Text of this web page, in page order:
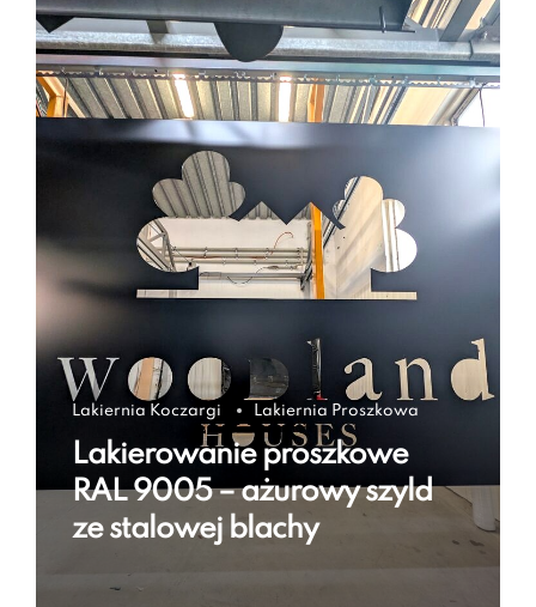
Lakiernia Koczargi Lakiernia Proszkowa
Lakierowanie proszkowe
RAL 9005 – ażurowy szyld
ze stalowej blachy